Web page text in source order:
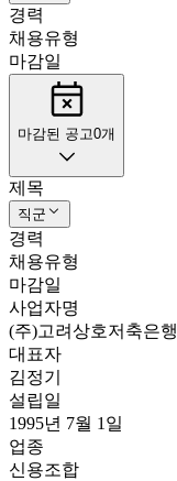
경력
채용유형
마감일
마감된 공고0개
제목
직군
경력
채용유형
마감일
사업자명
(주)고려상호저축은행
대표자
김정기
설립일
1995년 7월 1일
업종
신용조합